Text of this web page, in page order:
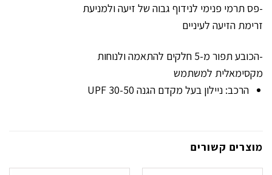
-פס תרמי פנימי לנידוף גבוה של זיעה ולמניעת
זרימת הזיעה לעיניים
-הכובע תפור מ-5 חלקים להתאמה ולנוחות
מקסימאלית למשתמש
הרכב: ניילון בעל מקדם הגנה 30-50 UPF
מוצרים קשורים